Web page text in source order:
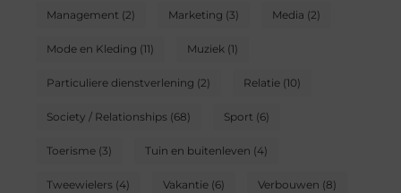
Management (2) Marketing (3) Media (2)
Mode en Kleding (11) Muziek(1)
Particuliere dienstverlening (2) Relatie(10)
Society / Relationships(68) Sport (6)
Toerisme(3) Tuin en buitenleven (4)
Tweewielers(4) Vakantie(6) Verbouwen (8)